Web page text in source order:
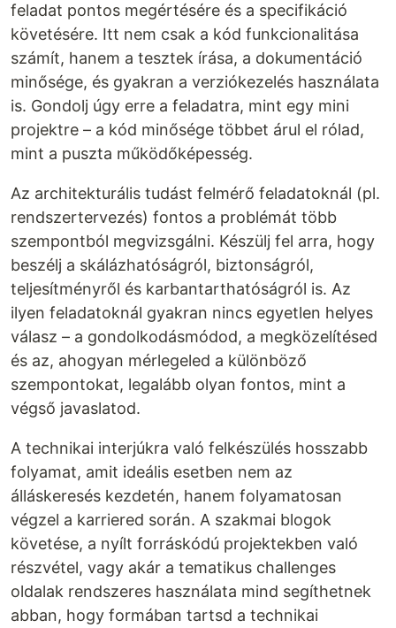
feladat pontos megértésére és a specifikáció
követésére. Itt nem csak a kód funkcionalitása
számít, hanem a tesztek írása, a dokumentáció
minősége, és gyakran a verziókezelés használata
is. Gondolj úgy erre a feladatra, mint egy mini
projektre – a kód minősége többet árul el rólad,
mint a puszta működőképesség.
Az architekturális tudást felmérő feladatoknál (pl.
rendszertervezés) fontos a problémát több
szempontból megvizsgálni. Készülj fel arra, hogy
beszélj a skálázhatóságról, biztonságról,
teljesítményről és karbantarthatóságról is. Az
ilyen feladatoknál gyakran nincs egyetlen helyes
válasz – a gondolkodásmódod, a megközelítésed
és az, ahogyan mérlegeled a különböző
szempontokat, legalább olyan fontos, mint a
végső javaslatod.
A technikai interjúkra való felkészülés hosszabb
folyamat, amit ideális esetben nem az
álláskeresés kezdetén, hanem folyamatosan
végzel a karriered során. A szakmai blogok
követése, a nyílt forráskódú projektekben való
részvétel, vagy akár a tematikus challenges
oldalak rendszeres használata mind segíthetnek
abban, hogy formában tartsd a technikai